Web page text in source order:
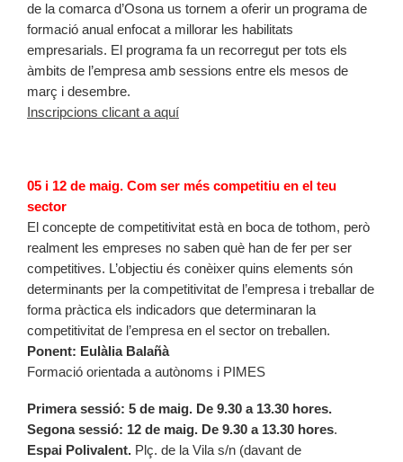
de la comarca d’Osona us tornem a oferir un programa de
formació anual enfocat a millorar les habilitats
empresarials. El programa fa un recorregut per tots els
àmbits de l’empresa amb sessions entre els mesos de
març i desembre.
Inscripcions clicant a aquí
05 i 12 de maig. Com ser més competitiu en el teu
sector
El concepte de competitivitat està en boca de tothom, però
realment les empreses no saben què han de fer per ser
competitives. L’objectiu és conèixer quins elements són
determinants per la competitivitat de l’empresa i treballar de
forma pràctica els indicadors que determinaran la
competitivitat de l’empresa en el sector on treballen.
Ponent: Eulàlia Balañà
Formació orientada a autònoms i PIMES
Primera sessió: 5 de maig. De 9.30 a 13.30 hores.
Segona sessió: 12 de maig. De 9.30 a 13.30 hores.
Espai Polivalent. Plç. de la Vila s/n (davant de